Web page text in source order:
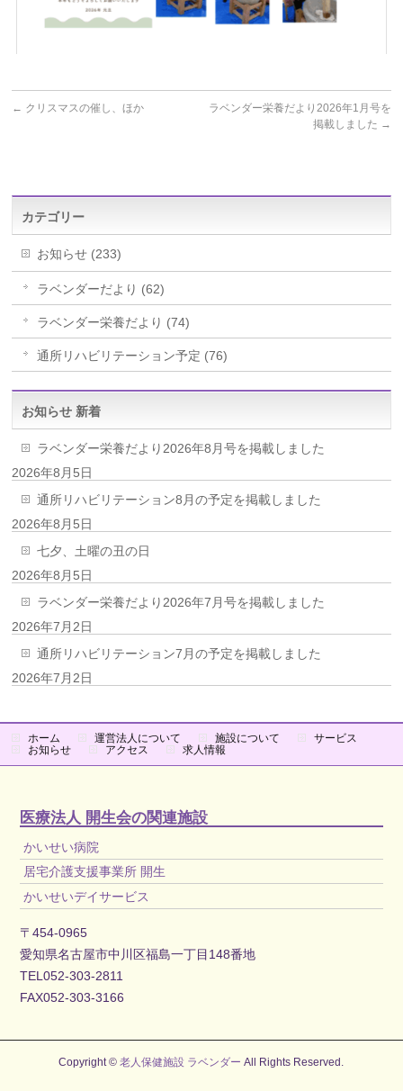
← クリスマスの催し、ほか
ラベンダー栄養だより2026年1月号を
掲載しました →
カテゴリー
お知らせ (233)
ラベンダーだより (62)
ラベンダー栄養だより (74)
通所リハビリテーション予定 (76)
お知らせ 新着
ラベンダー栄養だより2026年8月号を掲載しました
2026年8月5日
通所リハビリテーション8月の予定を掲載しました
2026年8月5日
七夕、土曜の丑の日
2026年8月5日
ラベンダー栄養だより2026年7月号を掲載しました
2026年7月2日
通所リハビリテーション7月の予定を掲載しました
2026年7月2日
ホーム 運営法人について 施設について
サービス
お知らせ
アクセス 求人情報
医療法人 開生会の関連施設
かいせい病院
居宅介護支援事業所 開生
かいせいデイサービス
〒454-0965
愛知県名古屋市中川区福島一丁目148番地
TEL052-303-2811
FAX052-303-3166
Copyright ©老人保健施設 ラベンダー All Rights Reserved.